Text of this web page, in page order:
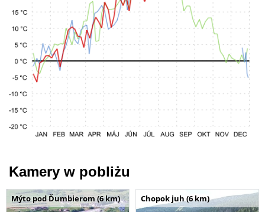
Kamery w pobliżu
Mýto pod Ďumbierom (6 km) Chopok juh (6 km)